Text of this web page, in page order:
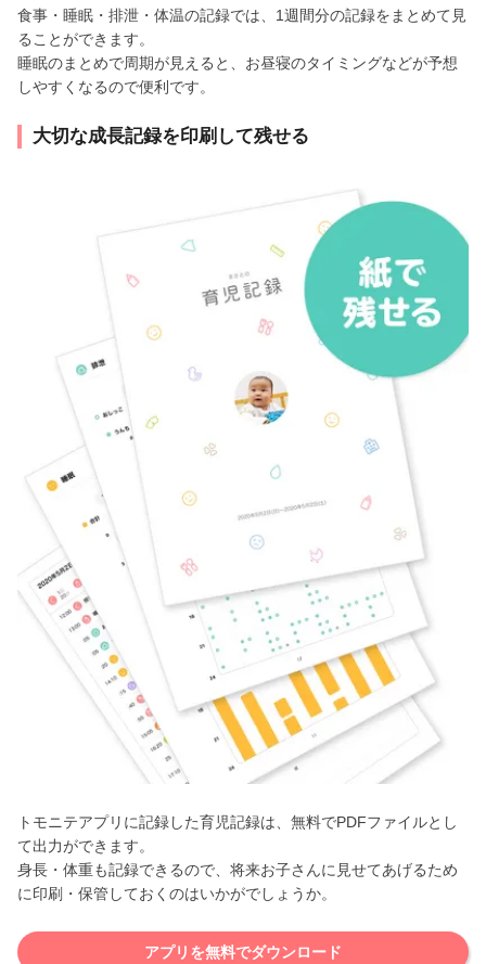
食事・睡眠・排泄・体温の記録では、1週間分の記録をまとめて見
ることができます。
睡眠のまとめで周期が見えると、お昼寝のタイミングなどが予想
しやすくなるので便利です。
大切な成長記録を印刷して残せる
トモニテアプリに記録した育児記録は、無料でPDFファイルとし
て出力ができます。
身長・体重も記録できるので、将来お子さんに見せてあげるため
に印刷・保管しておくのはいかがでしょうか。
アプリを無料でダウンロード